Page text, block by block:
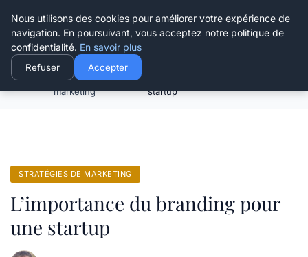
Henry Panky
Stratégies de
marketing
startup
STRATÉGIES DE MARKETING
L’importance du branding pour
une startup
Nous utilisons des cookies pour améliorer votre expérience de
navigation. En poursuivant, vous acceptez notre politique de
confidentialité. En savoir plus
Refuser Accepter